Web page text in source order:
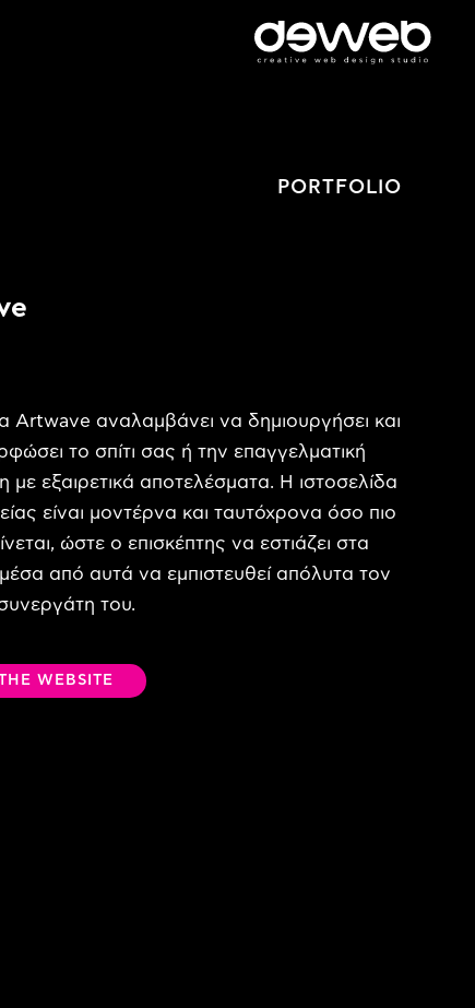
PORTFOLIO
Artwave αναλαμβάνει να δημιουργήσει και
το σπίτι σας ή την επαγγελματική
με εξαιρετικά αποτελέσματα. Η ιστοσελίδα
είναι μοντέρνα και ταυτόχρονα όσο πιο
ώστε ο επισκέπτης να εστιάζει στα
από αυτά να εμπιστευθεί απόλυτα τον
του.
WEBSITE